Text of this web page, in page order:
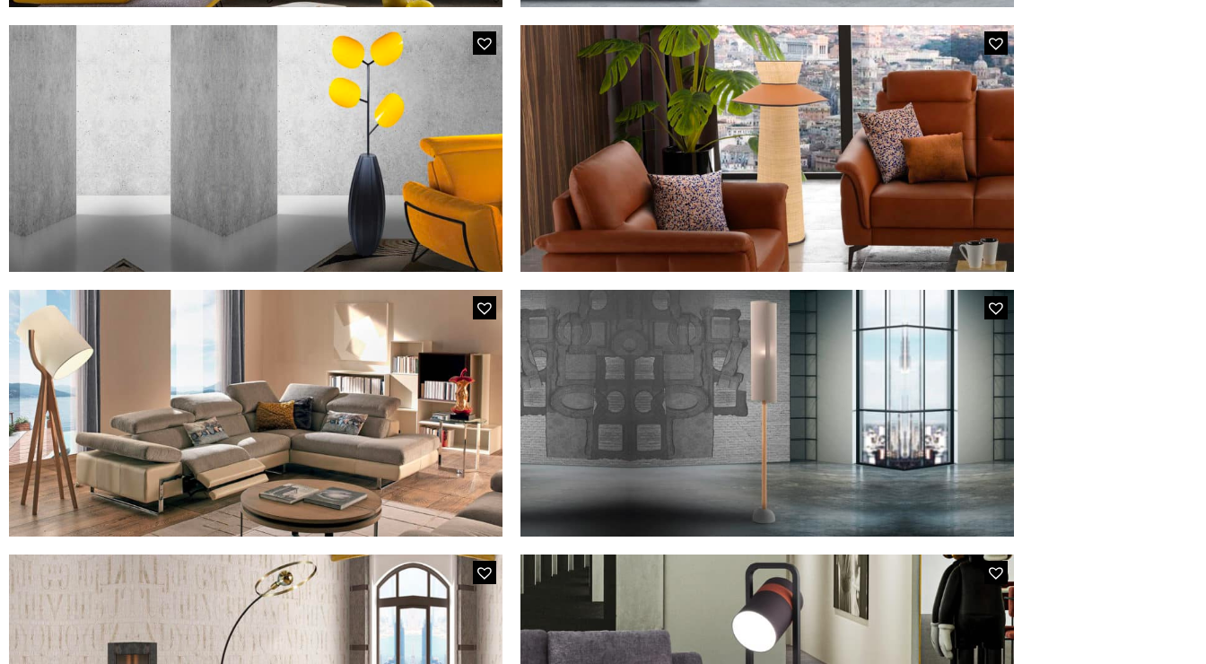
MODÈLE FLAM&LUCE GALANT JAUNE
Lampadaire Style Industriel en Jaune Safran
MODÈLE FLAM&LUCE COROLLE
Lampadaire Design en Bois
MODÈLE ENVY FOLHA NOIRE ET JAUNE
Lampadaire Design Noir et Jaune
MODÈLE FLAM&LUCE LINDA
Lampadaire Effet Cannage
MODÈLE FLAM&LUCE SHOOTING
Lampadaire Shooting en Bois
MODÈLE ENVY LIVIO
Lampadaire Classique Beige